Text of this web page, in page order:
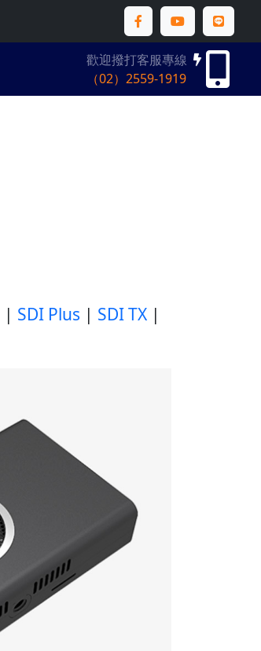
歡迎撥打客服專線
（02）2559-1919
| SDI Plus | SDI TX |